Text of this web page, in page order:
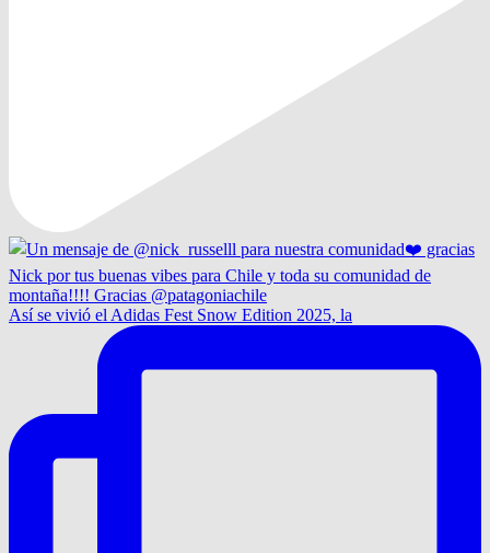
Así se vivió el Adidas Fest Snow Edition 2025, la